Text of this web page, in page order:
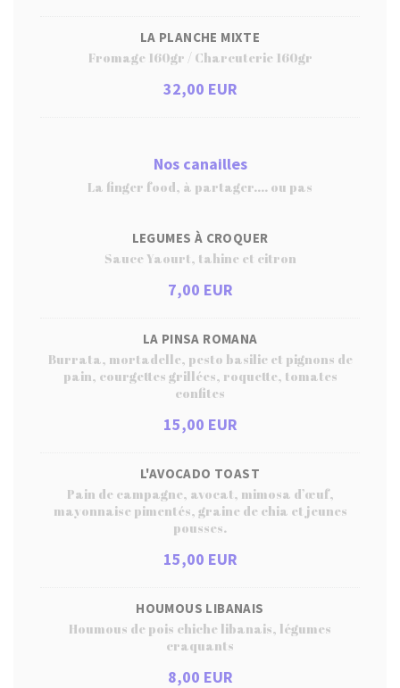
LA PLANCHE MIXTE
Fromage 160gr / Charcuterie 160gr
32,00 EUR
Nos canailles
La finger food, à partager.... ou pas
LEGUMES À CROQUER
Sauce Yaourt, tahine et citron
7,00 EUR
LA PINSA ROMANA
Burrata, mortadelle, pesto basilic et pignons de
pain, courgettes grillées, roquette, tomates
confites
15,00 EUR
L'AVOCADO TOAST
Pain de campagne, avocat, mimosa d’œuf,
mayonnaise pimentés, graine de chia et jeunes
pousses.
15,00 EUR
HOUMOUS LIBANAIS
Houmous de pois chiche libanais, légumes
craquants
8,00 EUR